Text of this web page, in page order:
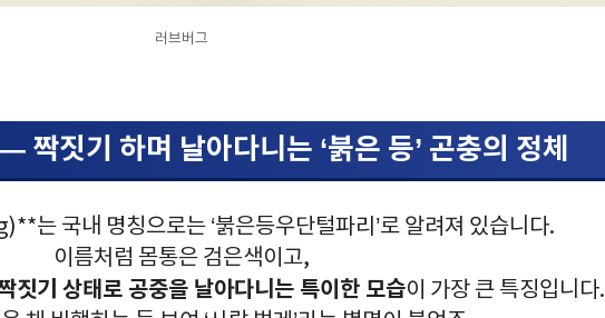
러브버그
짝짓기 하며 날아다니는 ‘붉은 등’ 곤충의 정체
는 국내 명칭으로는 ‘붉은등우단털파리’로 알려져 있습니다.
이름처럼 몸통은 검은색이고,
짓기 상태로 공중을 날아다니는 특이한 모습이 가장 큰 특징입니다.